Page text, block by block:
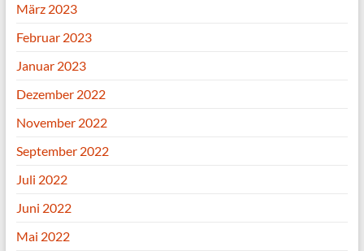
März 2023
Februar 2023
Januar 2023
Dezember 2022
November 2022
September 2022
Juli 2022
Juni 2022
Mai 2022